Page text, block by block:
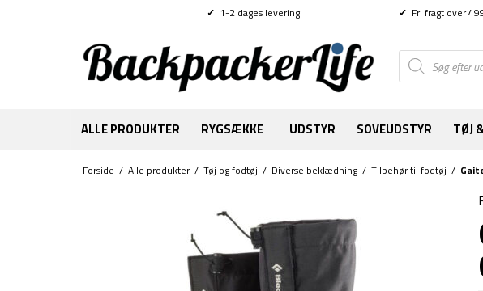
✓ 1-2 dages levering ✓ Fri fragt over
Products
search
ALLE PRODUKTER RYGSÆKKE UDSTYR SOVEUDSTYR TØJ
Forside / Alle produkter/ Tøj og fodtøj / Diverse beklædning / Tilbehør til fodtøj /